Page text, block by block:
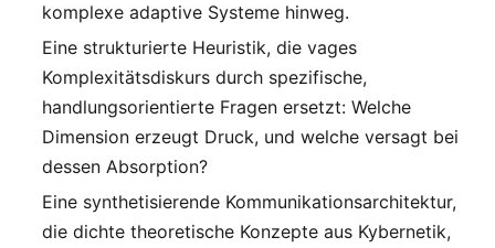
komplexe adaptive Systeme hinweg.
Eine strukturierte Heuristik, die vages
Komplexitätsdiskurs durch spezifische,
handlungsorientierte Fragen ersetzt: Welche
Dimension erzeugt Druck, und welche versagt bei
dessen Absorption?
Eine synthetisierende Kommunikationsarchitektur,
die dichte theoretische Konzepte aus Kybernetik,